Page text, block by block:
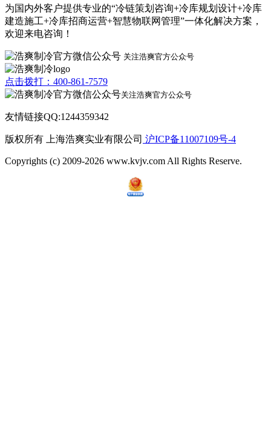
为国内外客户提供专业的“冷链策划咨询+冷库规划设计+冷库
建造施工+冷库招商运营+智慧物联网管理”一体化解决方案，
欢迎来电咨询！
关注浩爽官方公众号
点击拨打：400-861-7579
关注浩爽官方公众号
友情链接QQ:1244359342
版权所有 上海浩爽实业有限公司 沪ICP备11007109号-4
Copyrights (c) 2009-2026 www.kvjv.com All Rights Reserve.